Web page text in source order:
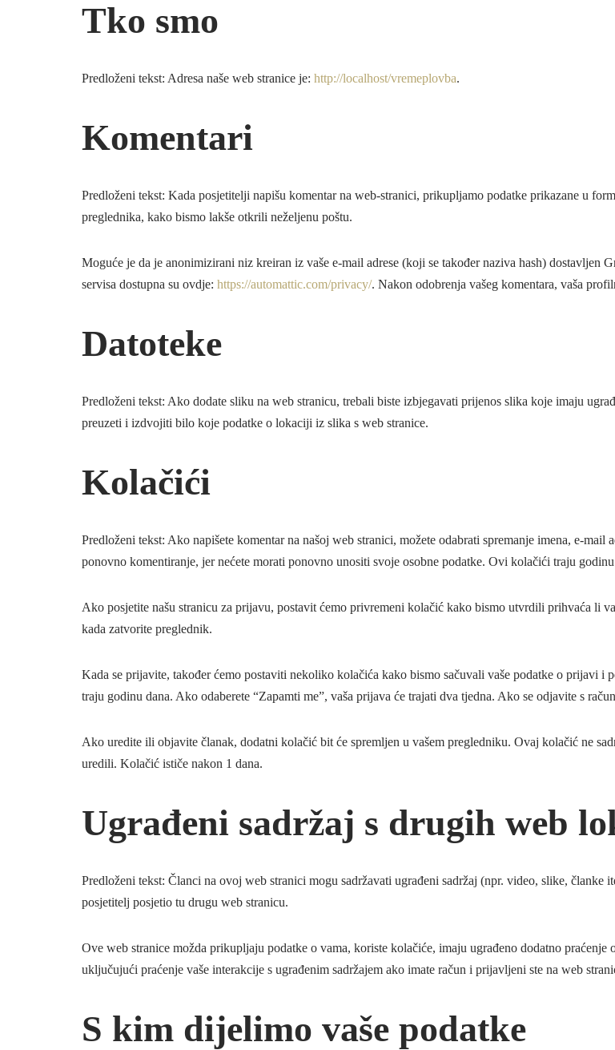
Tko smo
Predloženi tekst: Adresa naše web stranice je: http://localhost/vremeplovba.
Komentari
Predloženi tekst: Kada posjetitelji napišu komentar na web-stranici, prikupljamo podatke prikazane u
preglednika, kako bismo lakše otkrili neželjenu poštu.
Moguće je da je anonimizirani niz kreiran iz vaše e-mail adrese (koji se također naziva hash)
servisa dostupna su ovdje: https://automattic.com/privacy/. Nakon odobrenja vašeg komentara, vaša
Datoteke
Predloženi tekst: Ako dodate sliku na web stranicu, trebali biste izbjegavati prijenos slika koje imaju
preuzeti i izdvojiti bilo koje podatke o lokaciji iz slika s web stranice.
Kolačići
Predloženi tekst: Ako napišete komentar na našoj web stranici, možete odabrati spremanje imena, e-
ponovno komentiranje, jer nećete morati ponovno unositi svoje osobne podatke. Ovi kolačići traju godinu
Ako posjetite našu stranicu za prijavu, postavit ćemo privremeni kolačić kako bismo utvrdili prihvaća li
kada zatvorite preglednik.
Kada se prijavite, također ćemo postaviti nekoliko kolačića kako bismo sačuvali vaše podatke o prijavi
traju godinu dana. Ako odaberete “Zapamti me”, vaša prijava će trajati dva tjedna. Ako se odjavite s
Ako uredite ili objavite članak, dodatni kolačić bit će spremljen u vašem pregledniku. Ovaj kolačić ne
uredili. Kolačić ističe nakon 1 dana.
Ugrađeni sadržaj s drugih web
Predloženi tekst: Članci na ovoj web stranici mogu sadržavati ugrađeni sadržaj (npr. video, slike, članke
posjetitelj posjetio tu drugu web stranicu.
Ove web stranice možda prikupljaju podatke o vama, koriste kolačiće, imaju ugrađeno dodatno
uključujući praćenje vaše interakcije s ugrađenim sadržajem ako imate račun i prijavljeni ste na web
S kim dijelimo vaše podatke